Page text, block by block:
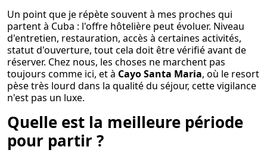
Un point que je répète souvent à mes proches qui
partent à Cuba : l'offre hôtelière peut évoluer. Niveau
d'entretien, restauration, accès à certaines activités,
statut d'ouverture, tout cela doit être vérifié avant de
réserver. Chez nous, les choses ne marchent pas
toujours comme ici, et à Cayo Santa Maria, où le resort
pèse très lourd dans la qualité du séjour, cette vigilance
n'est pas un luxe.
Quelle est la meilleure période
pour partir ?